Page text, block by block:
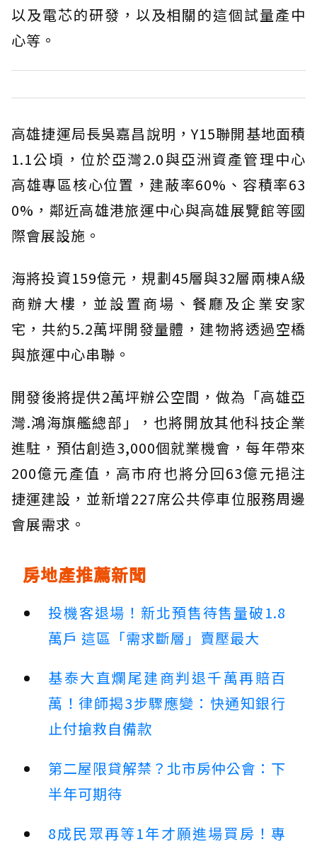
以及電芯的研發，以及相關的這個試量產中
心等。
高雄捷運局長吳嘉昌說明，Y15聯開基地面積
1.1公頃，位於亞灣2.0與亞洲資產管理中心
高雄專區核心位置，建蔽率60%、容積率63
0%，鄰近高雄港旅運中心與高雄展覽館等國
際會展設施。
海將投資159億元，規劃45層與32層兩棟A級
商辦大樓，並設置商場、餐廳及企業安家
宅，共約5.2萬坪開發量體，建物將透過空橋
與旅運中心串聯。
開發後將提供2萬坪辦公空間，做為「高雄亞
灣.鴻海旗艦總部」，也將開放其他科技企業
進駐，預估創造3,000個就業機會，每年帶來
200億元產值，高市府也將分回63億元挹注
捷運建設，並新增227席公共停車位服務周邊
會展需求。
房地產推薦新聞
投機客退場！新北預售待售量破1.8
萬戶 這區「需求斷層」賣壓最大
基泰大直爛尾建商判退千萬再賠百
萬！律師揭3步驟應變：快通知銀行
止付搶救自備款
第二屋限貸解禁？北市房仲公會：下
半年可期待
8成民眾再等1年才願進場買房！專